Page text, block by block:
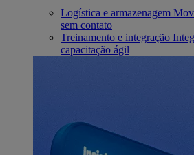
Logística e armazenagem
sem contato
Treinamento e integração
capacitação ágil